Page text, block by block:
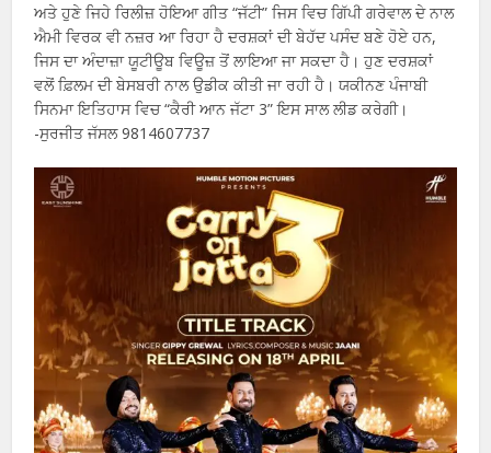
ਅਤੇ ਹੁਣੇ ਜਿਹੇ ਰਿਲੀਜ਼ ਹੋਇਆ ਗੀਤ “ਜੱਟੀ” ਜਿਸ ਵਿਚ ਗਿੱਪੀ ਗਰੇਵਾਲ ਦੇ ਨਾਲ
ਐਮੀ ਵਿਰਕ ਵੀ ਨਜ਼ਰ ਆ ਰਿਹਾ ਹੈ ਦਰਸ਼ਕਾਂ ਦੀ ਬੇਹੱਦ ਪਸੰਦ ਬਣੇ ਹੋਏ ਹਨ,
ਜਿਸ ਦਾ ਅੰਦਾਜ਼ਾ ਯੂਟੀਊਬ ਵਿਊਜ਼ ਤੋਂ ਲਾਇਆ ਜਾ ਸਕਦਾ ਹੈ। ਹੁਣ ਦਰਸ਼ਕਾਂ
ਵਲੋਂ ਫ਼ਿਲਮ ਦੀ ਬੇਸਬਰੀ ਨਾਲ ਉਡੀਕ ਕੀਤੀ ਜਾ ਰਹੀ ਹੈ। ਯਕੀਨਣ ਪੰਜਾਬੀ
ਸਿਨਮਾ ਇਤਿਹਾਸ ਵਿਚ “ਕੈਰੀ ਆਨ ਜੱਟਾ 3” ਇਸ ਸਾਲ ਲੀਡ ਕਰੇਗੀ।
-ਸੁਰਜੀਤ ਜੱਸਲ 9814607737